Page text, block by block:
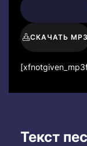
СКАЧАТЬ MP3
Текст